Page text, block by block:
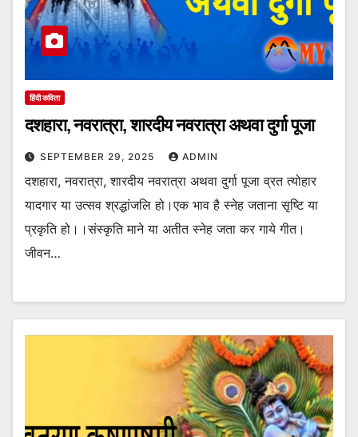
हिंदी कविता
दशहारा, नवरात्रा, शारदीय नवरात्रा अथवा दुर्गा पूजा
SEPTEMBER 29, 2025 ADMIN
दशहारा, नवरात्रा, शारदीय नवरात्रा अथवा दुर्गा पूजा व्रत त्योहार
यादगार या उत्सव श्रद्धांजलि हो।एक भाव है स्नेह जताना सृष्टि या
प्रकृति हो।।संस्कृति माने या अतीत स्नेह जता कर गाये गीत।
जीवन…